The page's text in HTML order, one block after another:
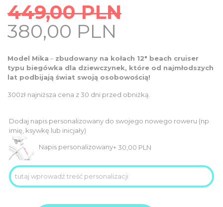
KONTAKT
INFO
449,00PLN
Original
price
was:
449,00
PLN.
380,00 PLN
is:
380,00
PLN.
Model Mika – zbudowany na kołach 12″ beach cruiser
typu biegówka dla dziewczynek, które od najmłodszych
lat podbijają świat swoją osobowością!
300zł najniższa cena z 30 dni przed obniżką.
Dodaj napis personalizowany do swojego nowego roweru (np.
imię, ksywkę lub inicjały)
Napis personalizowany+ 30,00 PLN